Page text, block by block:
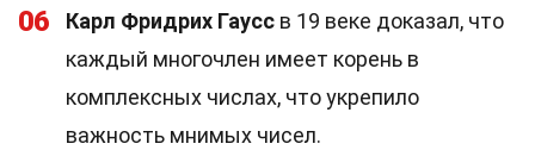
06 Карл Фридрих Гаусс в 19 веке доказал, что
каждый многочлен имеет корень в
комплексных числах, что укрепило
важность мнимых чисел.